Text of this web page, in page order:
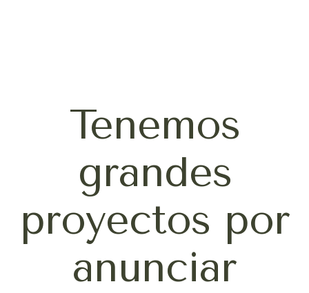
Tenemos
grandes
proyectos por
anunciar